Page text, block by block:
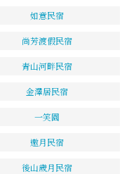
如意民宿
尚芳渡假民宿
青山河畔民宿
金澤居民宿
一笑園
邀月民宿
後山歲月民宿